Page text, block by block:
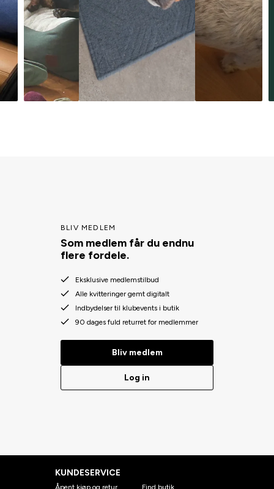
BLIV MEDLEM
Som medlem får du endnu
flere fordele.
Eksklusive medlemstilbud
Alle kvitteringer gemt digitalt
Indbydelser til klubevents i butik
90 dages fuld returret for medlemmer
Bliv medlem
Log in
KUNDESERVICE
Åpent kjøp og retur
Find butik